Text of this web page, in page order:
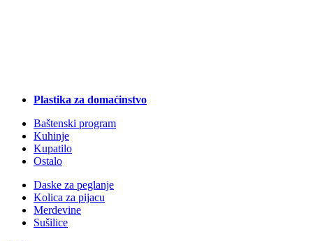
Plastika za domaćinstvo
Baštenski program
Kuhinje
Kupatilo
Ostalo
Daske za peglanje
Kolica za pijacu
Merdevine
Sušilice